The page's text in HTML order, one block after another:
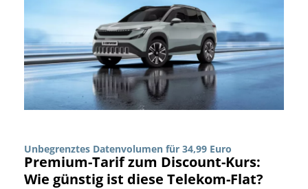
Unbegrenztes Datenvolumen für 34,99 Euro
Premium-Tarif zum Discount-Kurs:
Wie günstig ist diese Telekom-Flat?